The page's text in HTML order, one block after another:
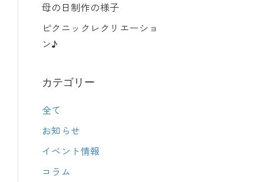
母の日制作の様子
ピクニックレクリエーショ
ン♪
カテゴリー
全て
お知らせ
イベント情報
コラム